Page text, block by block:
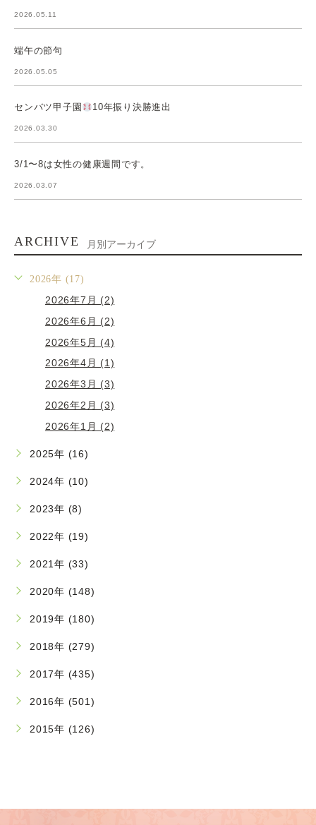
2026.05.11
端午の節句
2026.05.05
センバツ甲子園 10年振り決勝進出
2026.03.30
3/1〜8は女性の健康週間です。
2026.03.07
ARCHIVE 月別アーカイブ
2026年 (17)
2026年7月 (2)
2026年6月 (2)
2026年5月 (4)
2026年4月 (1)
2026年3月 (3)
2026年2月 (3)
2026年1月 (2)
2025年 (16)
2024年 (10)
2023年 (8)
2022年 (19)
2021年 (33)
2020年 (148)
2019年 (180)
2018年 (279)
2017年 (435)
2016年 (501)
2015年 (126)